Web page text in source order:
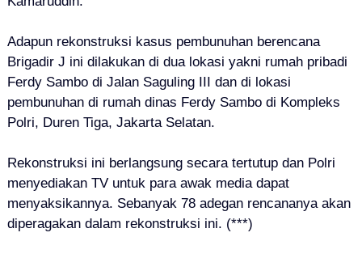
Adapun rekonstruksi kasus pembunuhan berencana
Brigadir J ini dilakukan di dua lokasi yakni rumah pribadi
Ferdy Sambo di Jalan Saguling III dan di lokasi
pembunuhan di rumah dinas Ferdy Sambo di Kompleks
Polri, Duren Tiga, Jakarta Selatan.
Rekonstruksi ini berlangsung secara tertutup dan Polri
menyediakan TV untuk para awak media dapat
menyaksikannya. Sebanyak 78 adegan rencananya akan
diperagakan dalam rekonstruksi ini. (***)